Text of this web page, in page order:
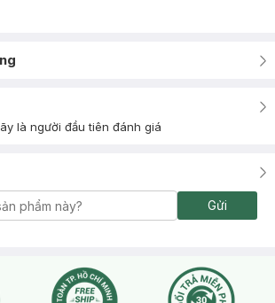
là người đầu tiên đánh giá
Gửi